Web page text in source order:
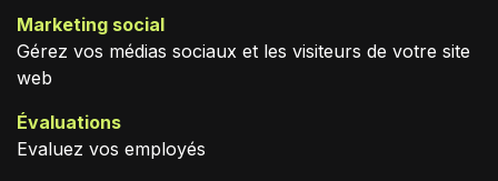
Marketing social
Gérez vos médias sociaux et les visiteurs de votre site
web
Évaluations
Evaluez vos employés